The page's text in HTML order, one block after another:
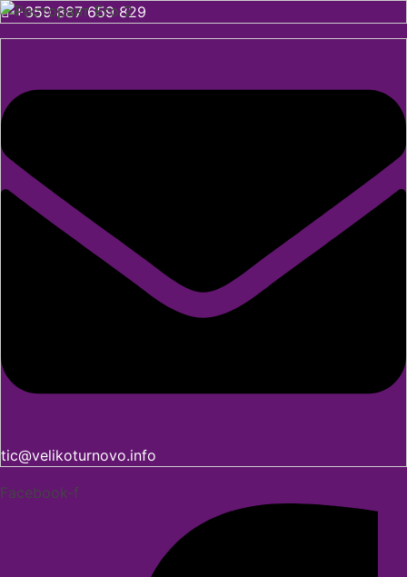
+359 887 659 829
tic@velikoturnovo.info
Facebook-f